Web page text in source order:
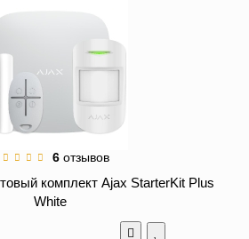
6 отзывов
комплект Ajax StarterKit Plus
White